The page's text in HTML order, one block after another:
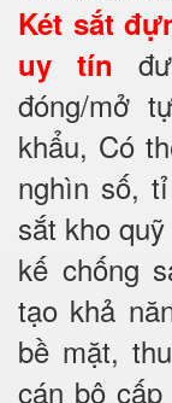
Két sắt
uy tín
đóng/mở
khẩu, Có
nghìn số,
sắt kho
kế chống
tạo khả
bề mặt,
cán bộ